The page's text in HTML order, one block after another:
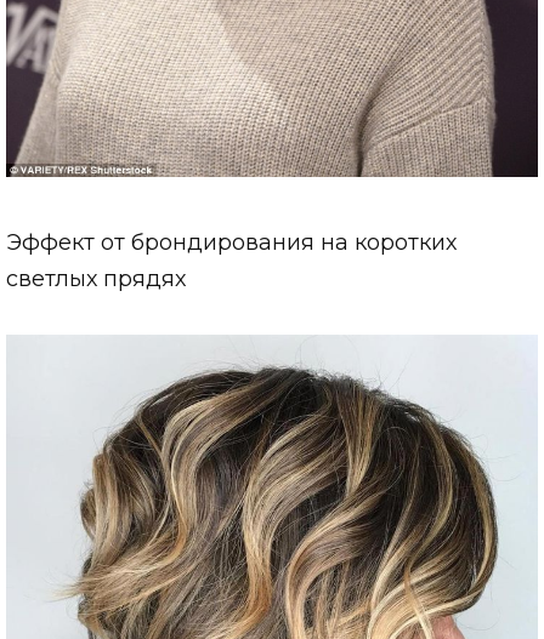
Эффект от брондирования на коротких
светлых прядях